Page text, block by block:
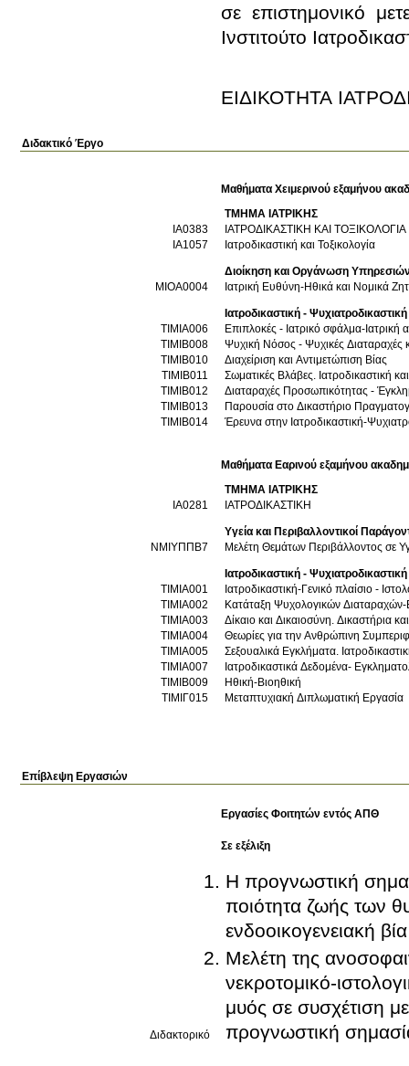
σε επιστημονικό
ΕΙΔΙΚΟΤΗΤΑ
Διδακτικό Έργο
Μαθήματα Χειμερινού εξαμήνου
ΤΜΗΜΑ ΙΑΤΡΙΚΗΣ
ΙΑ0383
ΙΑΤΡΟΔΙΚΑΣΤΙΚΗ ΚΑΙ ΤΟΞΙΚΟΛΟΓΙΑ
ΙΑ1057
Ιατροδικαστική και Τοξικολογία
Διοίκηση και Οργάνωση
ΜΙΟΑ0004
Ιατρική Ευθύνη-Ηθικά και Νομικά
Ιατροδικαστική - Ψυχιατροδικαστική
ΤΙΜΙΑ006
Επιπλοκές - Ιατρικό σφάλμα-Ιατρική
ΤΙΜΙΒ008
Ψυχική Νόσος - Ψυχικές Διαταραχές
ΤΙΜΙΒ010
Διαχείριση και Αντιμετώπιση Βίας
ΤΙΜΙΒ011
Σωματικές Βλάβες. Ιατροδικαστική
ΤΙΜΙΒ012
ΤΙΜΙΒ013
Παρουσία στο Δικαστήριο
ΤΙΜΙΒ014
Έρευνα στην Ιατροδικαστική-
Μαθήματα Εαρινού εξαμήνου
ΤΜΗΜΑ ΙΑΤΡΙΚΗΣ
ΙΑ0281
ΙΑΤΡΟΔΙΚΑΣΤΙΚΗ
Υγεία και Περιβαλλοντικοί
ΝΜΙΥΠΠΒ7
Μελέτη Θεμάτων Περιβάλλοντος σε
Ιατροδικαστική - Ψυχιατροδικαστική
ΤΙΜΙΑ001
Ιατροδικαστική-Γενικό πλαίσιο -
ΤΙΜΙΑ002
Κατάταξη Ψυχολογικών Διαταραχών-
ΤΙΜΙΑ003
Δίκαιο και Δικαιοσύνη. Δικαστήρια
ΤΙΜΙΑ004
Θεωρίες για την Ανθρώπινη
ΤΙΜΙΑ005
Σεξουαλικά Εγκλήματα.
ΤΙΜΙΑ007
Ιατροδικαστικά Δεδομένα-
ΤΙΜΙΒ009
Ηθική-Βιοηθική
ΤΙΜΙΓ015
Μεταπτυχιακή Διπλωματική Εργασία
Επίβλεψη Εργασιών
Εργασίες Φοιτητών εντός ΑΠΘ
Σε εξέλιξη
Διδακτορικό
Η προγνωστική
ποιότητα ζωής των
ενδοοικογενειακή βία
Μελέτη της
νεκροτομικό-
μυός σε συσχέτιση
προγνωστική